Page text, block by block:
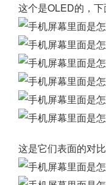
这个是OLED的，
这是它们表面的对